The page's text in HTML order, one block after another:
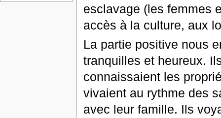
esclavage (les femmes
accès à la culture, aux
La partie positive nous
tranquilles et heureux.
connaissaient les
vivaient au rythme des
avec leur famille. Ils